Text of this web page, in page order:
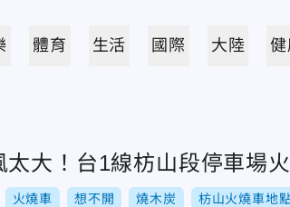
體育 生活 國際 大陸
太大！台1線枋山段停車場
火燒車 想不開 燒木炭 枋山火燒車地